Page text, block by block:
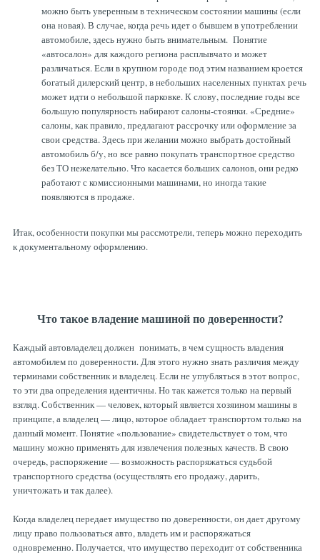
можно быть уверенным в техническом состоянии машины (если
она новая). В случае, когда речь идет о бывшем в употреблении
автомобиле, здесь нужно быть внимательным. Понятие
«автосалон» для каждого региона расплывчато и может
различаться. Если в крупном городе под этим названием кроется
богатый дилерский центр, в небольших населенных пунктах речь
может идти о небольшой парковке. К слову, последние годы все
большую популярность набирают салоны-стоянки. «Средние»
салоны, как правило, предлагают рассрочку или оформление за
свои средства. Здесь при желании можно выбрать достойный
автомобиль б/у, но все равно покупать транспортное средство
без ТО нежелательно. Что касается больших салонов, они редко
работают с комиссионными машинами, но иногда такие
появляются в продаже.
Итак, особенности покупки мы рассмотрели, теперь можно переходить
к документальному оформлению.
Что такое владение машиной по доверенности?
Каждый автовладелец должен понимать, в чем сущность владения
автомобилем по доверенности. Для этого нужно знать различия между
терминами собственник и владелец. Если не углубляться в этот вопрос,
то эти два определения идентичны. Но так кажется только на первый
взгляд. Собственник — человек, который является хозяином машины в
принципе, а владелец — лицо, которое обладает транспортом только на
данный момент. Понятие «пользование» свидетельствует о том, что
машину можно применять для извлечения полезных качеств. В свою
очередь, распоряжение — возможность распоряжаться судьбой
транспортного средства (осуществлять его продажу, дарить,
уничтожать и так далее).
Когда владелец передает имущество по доверенности, он дает другому
лицу право пользоваться авто, владеть им и распоряжаться
одновременно. Получается, что имущество переходит от собственника